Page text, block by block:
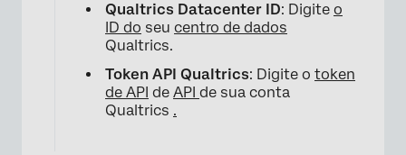
Qualtrics Datacenter ID: Digite o
ID do seu centro de dados
Qualtrics.
Token API Qualtrics: Digite o token
de API de API de sua conta
Qualtrics .